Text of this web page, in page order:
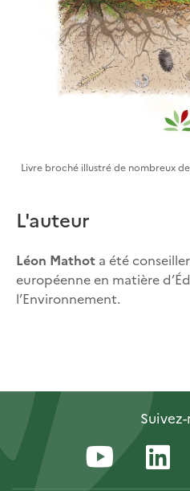
Livre broché illustré de nombreux
L'auteur
Léon Mathot a été
européenne en matière
l’Environnement.